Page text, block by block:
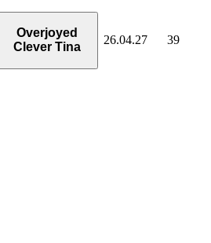
Overjoyed
Clever Tina
26.04.27 39